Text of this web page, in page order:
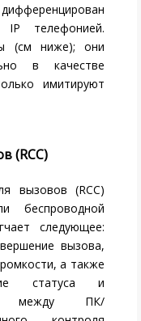
телефонией.
(см ниже); они
в качестве
имитируют
(RCC)
вызовов (RCC)
следующее:
вызова,
а также
статуса и
между ПК/